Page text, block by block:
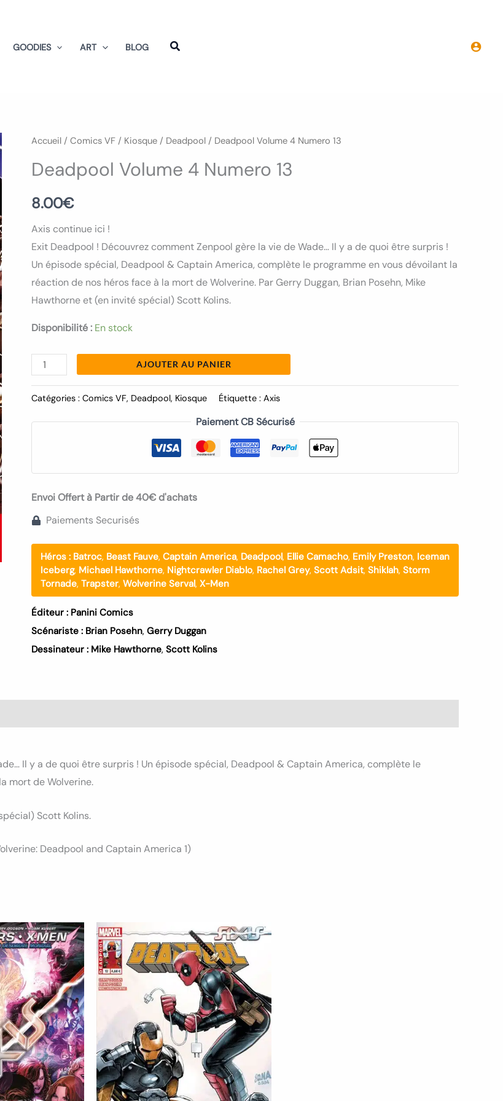
GOODIES ART BLOG
Accueil / Comics VF / Kiosque / Deadpool / Deadpool Volume 4 Numero 13
Deadpool Volume 4 Numero 13
8.00€
Axis continue ici !
Exit Deadpool ! Découvrez comment Zenpool gère la vie de Wade… Il y a de quoi être surpris !
Un épisode spécial, Deadpool & Captain America, complète le programme en vous dévoilant la
réaction de nos héros face à la mort de Wolverine. Par Gerry Duggan, Brian Posehn, Mike
Hawthorne et (en invité spécial) Scott Kolins.
Disponibilité : En stock
quantité
Deadpool
Volume
4
Numero
13
AJOUTER AU PANIER
Catégories : Comics VF, Deadpool, Kiosque Étiquette : Axis
Paiement CB Sécurisé
Envoi Offert à Partir de 40€ d'achats
Paiements Securisés
Héros : Batroc, Beast Fauve, Captain America, Deadpool, Ellie Camacho, Emily Preston, Iceman
Iceberg, Michael Hawthorne, Nightcrawler Diablo, Rachel Grey, Scott Adsit, Shiklah, Storm
Tornade, Trapster, Wolverine Serval, X-Men
Éditeur : Panini Comics
Scénariste : Brian Posehn, Gerry Duggan
Dessinateur : Mike Hawthorne, Scott Kolins
Il y a de quoi être surpris ! Un épisode spécial, Deadpool & Captain America, complète le
mort de Wolverine.
Scott Kolins.
Deadpool and Captain America 1)